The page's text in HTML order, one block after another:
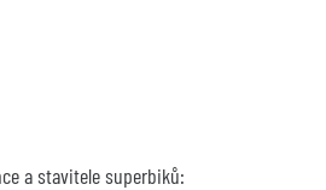
a stavitele superbiků: